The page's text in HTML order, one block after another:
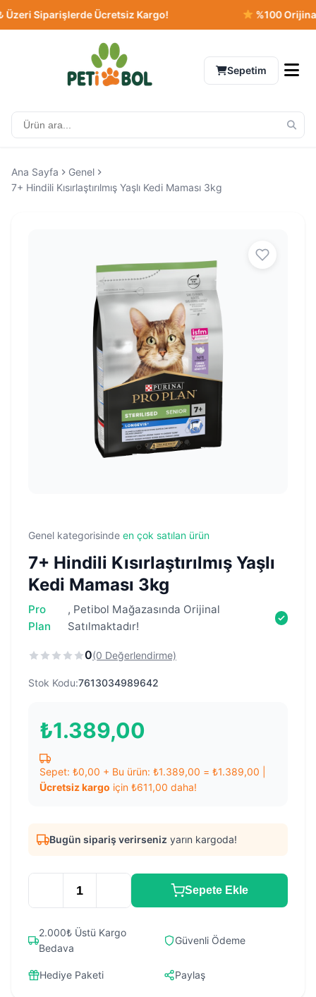
Siparişlerde Ücretsiz Kargo! %100 Orijinal
Sepetim
Ana Sayfa
Genel
7+ Hindili Kısırlaştırılmış Yaşlı Kedi Maması 3kg
Genel kategorisinde en çok satılan ürün
7+ Hindili Kısırlaştırılmış Yaşlı
Kedi Maması 3kg
Pro
Plan
, Petibol Mağazasında Orijinal
Satılmaktadır!
0(0 Değerlendirme)
Stok Kodu:7613034989642
₺1.389,00
Sepet: ₺0,00 + Bu ürün: ₺1.389,00 = ₺1.389,00
Ücretsiz kargo için ₺611,00 daha!
Bugün sipariş verirseniz yarın kargoda!
Sepete Ekle
2.000₺ Üstü Kargo
Bedava
Güvenli Ödeme
Hediye Paketi Paylaş